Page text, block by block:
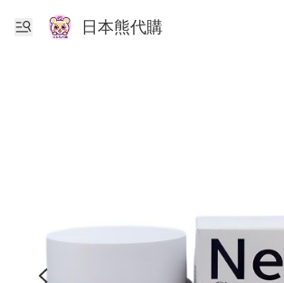
日本熊代購